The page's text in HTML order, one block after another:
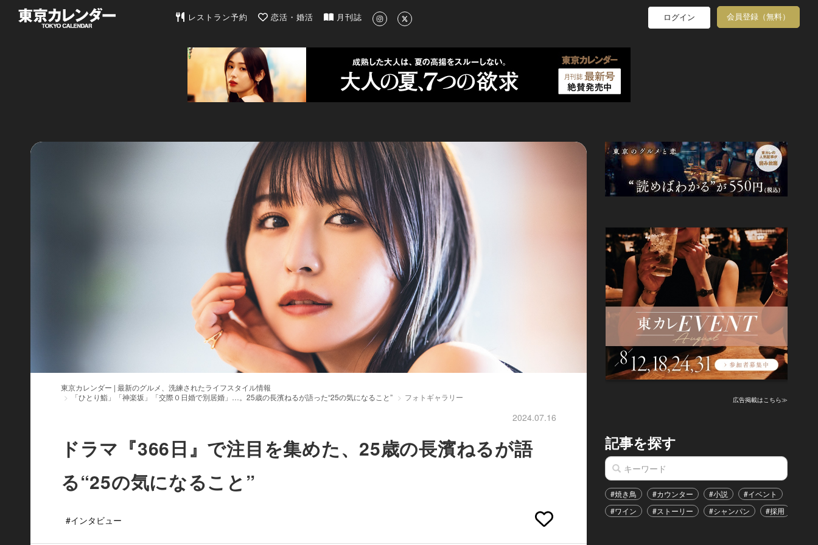
東京カレンダー | 最新のグルメ、洗練されたライフスタイル情報
レストラン予約 恋活・婚活 月刊誌 ログイン 会員登録（無料）
東京カレンダー | 最新のグルメ、洗練されたライフスタイル情報
「ひとり鮨」「神楽坂」「交際０日婚で別居婚」…。25歳の長濱ねるが語った“25の気になること”
フォトギャラリー
2024.07.16
ドラマ『366日』で注目を集めた、25歳の長濱ねるが語
る“25の気になること”
#インタビュー
広告掲載はこちら≫
記事を探す
#焼き鳥 #カウンター #小説 #イベント
#ワイン
#ストーリー #シャンパン #採用